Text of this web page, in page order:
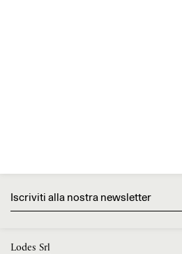
Iscriviti alla nostra newsletter
Lodes Srl